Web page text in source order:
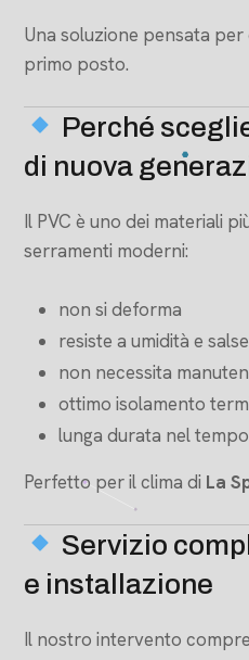
Una soluzione pensata
primo posto.
Perché
di nuova
Il PVC è uno dei materiali
serramenti moderni:
non si deforma
resiste a umidità e
non necessita
ottimo isolamento
lunga durata nel tempo
Perfetto per il clima di La
Servizio
e installazione
Il nostro intervento